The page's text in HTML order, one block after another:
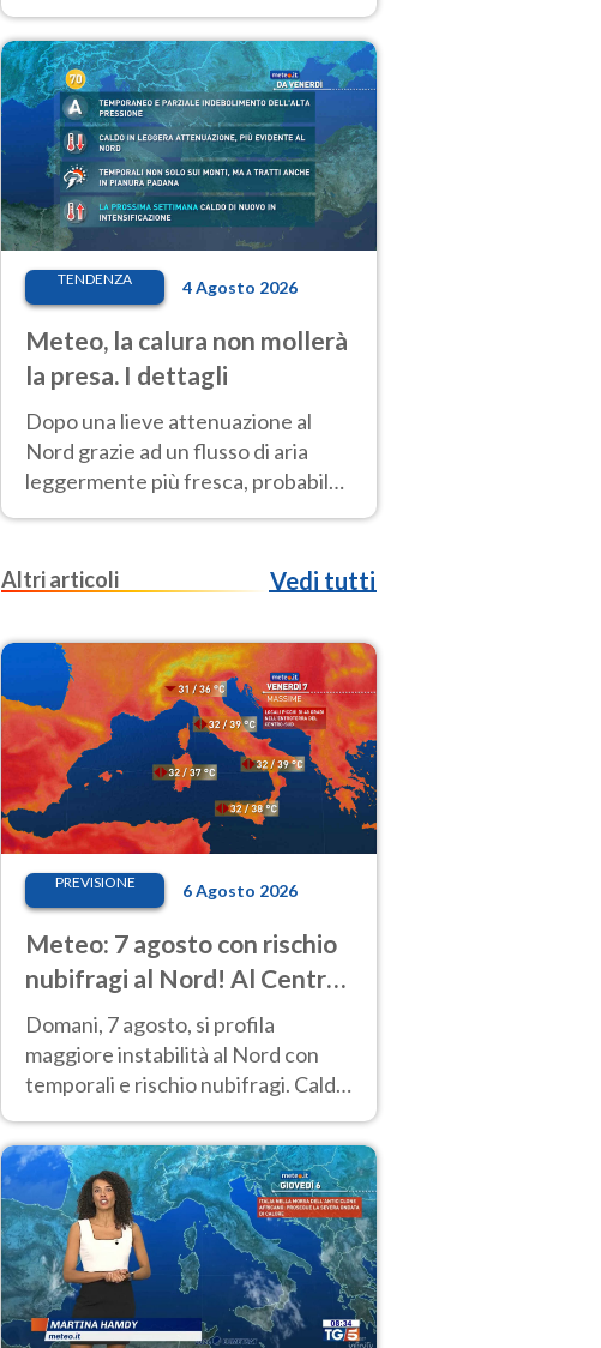
giorni, compresa la settimana di
Ferragosto
TENDENZA 4 Agosto 2026
Meteo, la calura non mollerà
la presa. I dettagli
Dopo una lieve attenuazione al
Nord grazie ad un flusso di aria
leggermente più fresca, probabile
nuovo rinforzo dell’anticiclone
Altri articoli
Vedi tutti
PREVISIONE 6 Agosto 2026
Meteo: 7 agosto con rischio
nubifragi al Nord! Al Centro-
Sud caldo estremo
Domani, 7 agosto, si profila
maggiore instabilità al Nord con
temporali e rischio nubifragi. Caldo
previsioni.